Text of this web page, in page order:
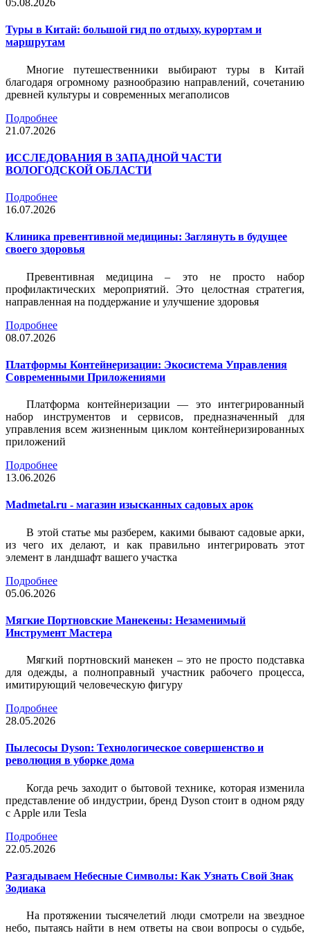
05.08.2026
Туры в Китай: большой гид по отдыху, курортам и
маршрутам
Многие путешественники выбирают туры в Китай
благодаря огромному разнообразию направлений, сочетанию
древней культуры и современных мегаполисов
Подробнее
21.07.2026
ИССЛЕДОВАНИЯ В ЗАПАДНОЙ ЧАСТИ
ВОЛОГОДСКОЙ ОБЛАСТИ
Подробнее
16.07.2026
Клиника превентивной медицины: Заглянуть в будущее
своего здоровья
Превентивная медицина – это не просто набор
профилактических мероприятий. Это целостная стратегия,
направленная на поддержание и улучшение здоровья
Подробнее
08.07.2026
Платформы Контейнеризации: Экосистема Управления
Современными Приложениями
Платформа контейнеризации — это интегрированный
набор инструментов и сервисов, предназначенный для
управления всем жизненным циклом контейнеризированных
приложений
Подробнее
13.06.2026
Madmetal.ru - магазин изысканных садовых арок
В этой статье мы разберем, какими бывают садовые арки,
из чего их делают, и как правильно интегрировать этот
элемент в ландшафт вашего участка
Подробнее
05.06.2026
Мягкие Портновские Манекены: Незаменимый
Инструмент Мастера
Мягкий портновский манекен – это не просто подставка
для одежды, а полноправный участник рабочего процесса,
имитирующий человеческую фигуру
Подробнее
28.05.2026
Пылесосы Dyson: Технологическое совершенство и
революция в уборке дома
Когда речь заходит о бытовой технике, которая изменила
представление об индустрии, бренд Dyson стоит в одном ряду
с Apple или Tesla
Подробнее
22.05.2026
Разгадываем Небесные Символы: Как Узнать Свой Знак
Зодиака
На протяжении тысячелетий люди смотрели на звездное
небо, пытаясь найти в нем ответы на свои вопросы о судьбе,